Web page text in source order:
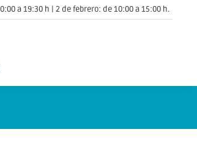
a 19:30 h | 2 de febrero: de 10:00 a 15:00 h.